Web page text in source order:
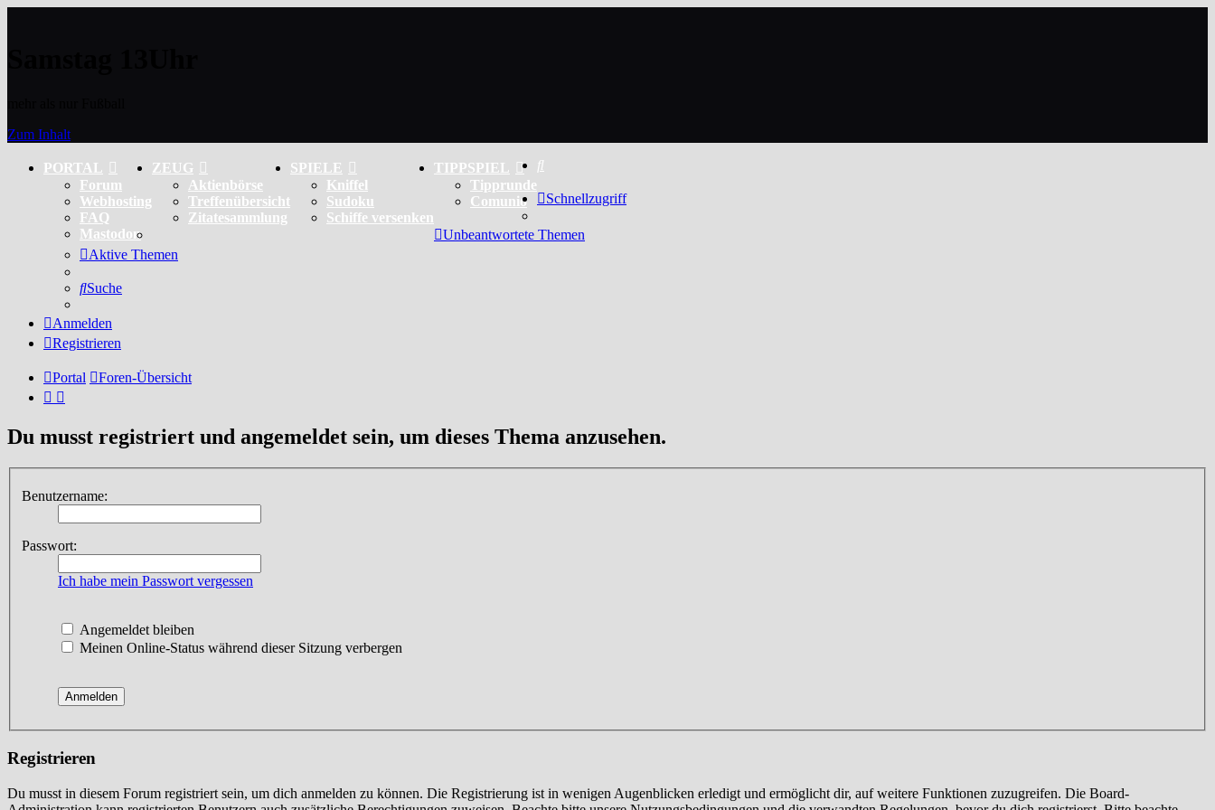
Zum Inhalt
PORTAL
Forum
Webhosting
FAQ
Mastodon
ZEUG
Aktienbörse
Treffenübersicht
Zitatesammlung
SPIELE
Kniffel
Sudoku
Schiffe versenken
TIPPSPIEL
Tipprunde
Comunio
Schnellzugriff
Unbeantwortete Themen
Aktive Themen
Suche
Anmelden
Registrieren
Portal Foren-Übersicht
Du musst registriert und angemeldet sein, um dieses Thema anzusehen.
Benutzername:
Passwort:
Ich habe mein Passwort vergessen
Angemeldet bleiben
Meinen Online-Status während dieser Sitzung verbergen
Registrieren
Du musst in diesem Forum registriert sein, um dich anmelden zu können. Die Registrierung ist in wenigen Augenblicken erledigt und ermöglicht dir, auf weitere Funktionen zuzugreifen. Die Board-